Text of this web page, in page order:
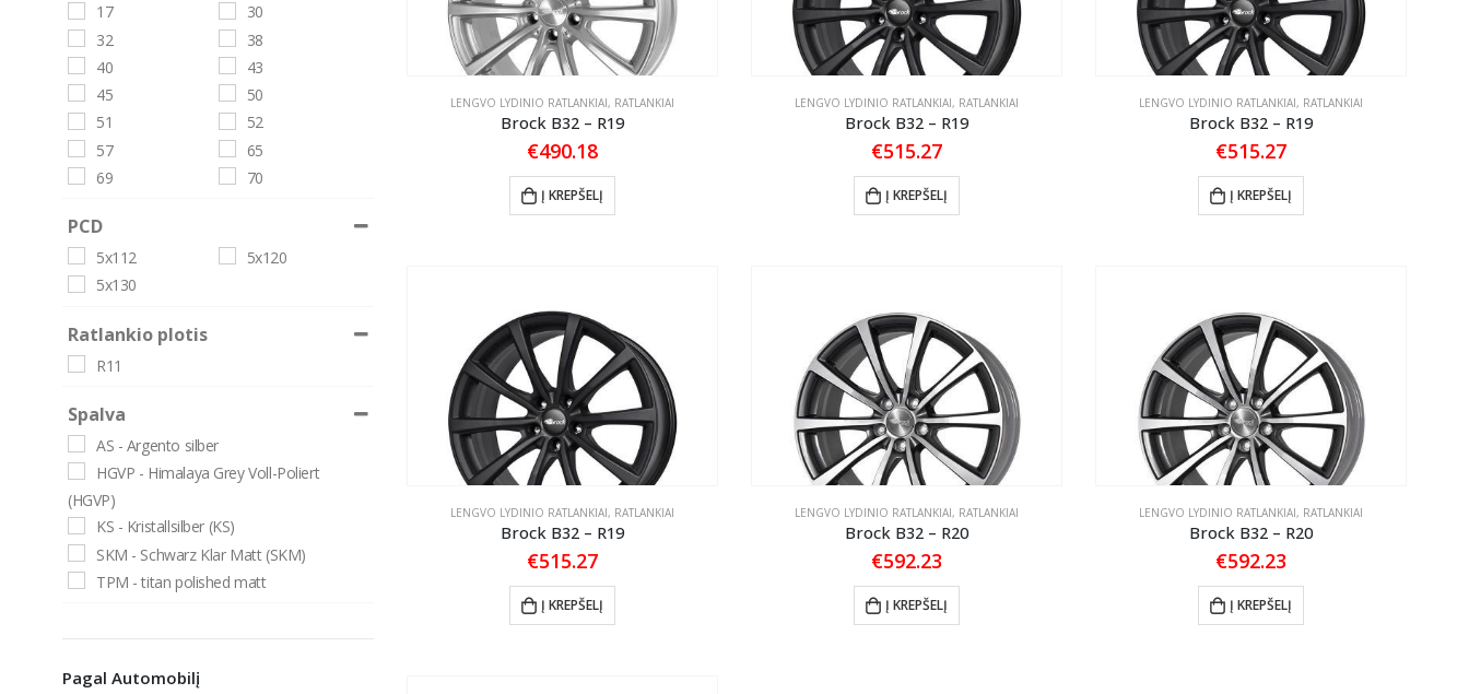
LENGVO LYDINIO RATLANKIAI, RATLANKIAI
Brock B32 – R19
€490.18
Į KREPŠELĮ
LENGVO LYDINIO RATLANKIAI, RATLANKIAI
Brock B32 – R19
€515.27
Į KREPŠELĮ
LENGVO LYDINIO RATLANKIAI, RATLANKIAI
Brock B32 – R19
€515.27
Į KREPŠELĮ
LENGVO LYDINIO RATLANKIAI, RATLANKIAI
Brock B32 – R19
€515.27
Į KREPŠELĮ
LENGVO LYDINIO RATLANKIAI, RATLANKIAI
Brock B32 – R20
€592.23
Į KREPŠELĮ
LENGVO LYDINIO RATLANKIAI, RATLANKIAI
Brock B32 – R20
€592.23
Į KREPŠELĮ
17
30
32
38
40
43
45
50
51
52
57
65
69
70
PCD
5x112
5x120
5x130
Ratlankio plotis
R11
Spalva
AS - Argento silber
HGVP - Himalaya Grey Voll-Poliert
(HGVP)
KS - Kristallsilber (KS)
SKM - Schwarz Klar Matt (SKM)
TPM - titan polished matt
Pagal Automobilį